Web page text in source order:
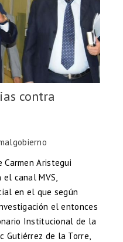
contra
Aristegui
canal MVS,
en el que según
el entonces
Institucional de la
Gutiérrez de la Torre,